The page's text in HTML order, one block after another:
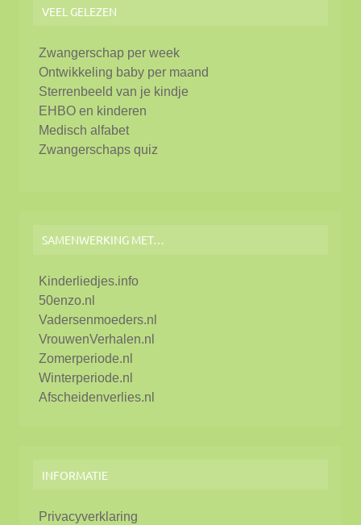
VEEL GELEZEN
Zwangerschap per week
Ontwikkeling baby per maand
Sterrenbeeld van je kindje
EHBO en kinderen
Medisch alfabet
Zwangerschaps quiz
SAMENWERKING MET…
Kinderliedjes.info
50enzo.nl
Vadersenmoeders.nl
VrouwenVerhalen.nl
Zomerperiode.nl
Winterperiode.nl
Afscheidenverlies.nl
INFORMATIE
Privacyverklaring